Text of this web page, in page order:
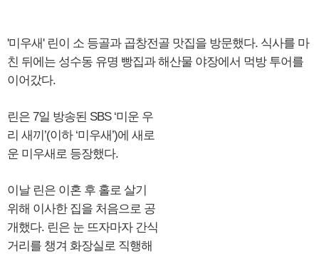
'미우새' 린이 소 등골과 곱창전골 맛집을 방문했다. 식사를 마
친 뒤에는 성수동 유명 빵집과 해산물 야장에서 먹방 투어를
이어갔다.
린은 7일 방송된 SBS ‘미운 우
리 새끼’(이하 ‘미우새’)에 새로
운 미우새로 등장했다.
이날 린은 이혼 후 홀로 살기
위해 이사한 집을 처음으로 공
개했다. 린은 눈 뜨자마자 간식
거리를 챙겨 화장실로 직행해